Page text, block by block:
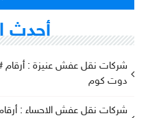
أحدث
دوت كوم